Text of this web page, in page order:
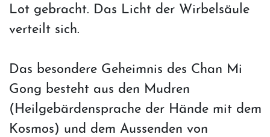
Lot gebracht. Das Licht der Wirbelsäule
verteilt sich.
Das besondere Geheimnis des Chan Mi
Gong besteht aus den Mudren
(Heilgebärdensprache der Hände mit dem
Kosmos) und dem Aussenden von